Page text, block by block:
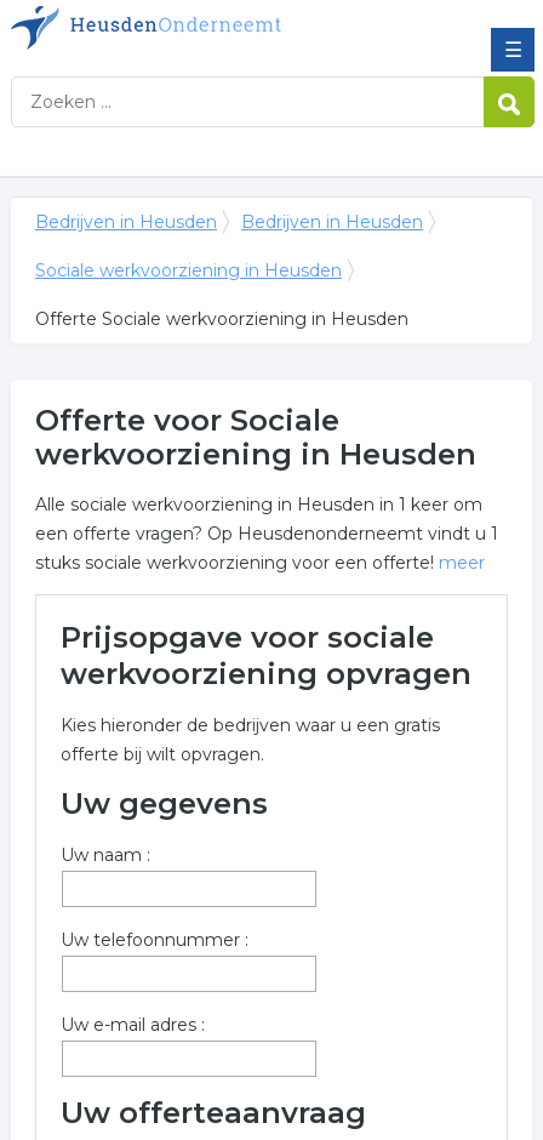
☰
Bedrijven in Heusden Bedrijven in Heusden
Sociale werkvoorziening in Heusden
Offerte Sociale werkvoorziening in Heusden
Offerte voor Sociale
werkvoorziening in Heusden
Alle sociale werkvoorziening in Heusden in 1 keer om
een offerte vragen? Op Heusdenonderneemt vindt u 1
stuks sociale werkvoorziening voor een offerte! meer
werkvoorziening in Heusden
werkvoorziening gerelateerde bedrijven in de
omgeving van Heusden voor een vrijblijvende
werkvoorziening in de plaats Heusden. Om een gratis
werkvoorziening in Heusden.
Trefwoorden:
reintegratie
Prijsopgave voor sociale
werkvoorziening opvragen
Kies hieronder de bedrijven waar u een gratis
offerte bij wilt opvragen.
Uw gegevens
Uw naam :
Uw telefoonnummer :
Uw e-mail adres :
Uw offerteaanvraag